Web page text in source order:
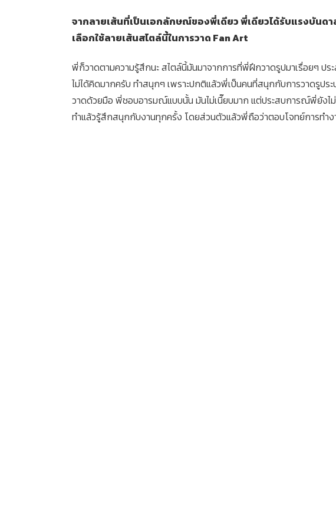
จากลายเส้นที่เป็นเอกลักษณ์ของพี่เดียว พี่เดียวได้รับแรงบันดา
เลือกใช้ลายเส้นสไตล์นี้ในการวาด Fan Art
พี่ก็วาดตามความรู้สึกนะ สไตล์นี้มันมาจากการที่พี่ฝึกวาดรูปมาเรื่อยๆ ป
ไม่ได้คิดมากครับ ทำสนุกๆ เพราะปกติแล้วพี่เป็นคนที่สนุกกับการวาดรูปร
วาดด้วยมือ พี่ชอบอารมณ์แบบนั้น มันไม่เนี๊ยบมาก แต่ประสบการณ์พี่ยังไม่
ทำแล้วรู้สึกสนุกกับงานทุกครั้ง โดยส่วนตัวแล้วพี่ถือว่าตอบโจทย์การทำ